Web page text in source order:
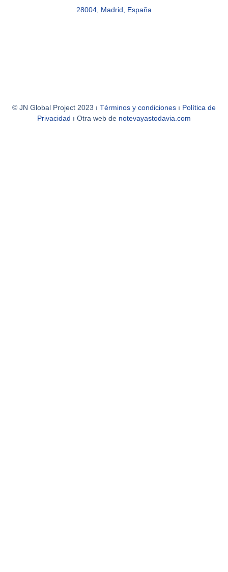
28004, Madrid, España
© JN Global Project 2023 ı Términos y condiciones ı Política de
Privacidad ı Otra web de notevayastodavia.com